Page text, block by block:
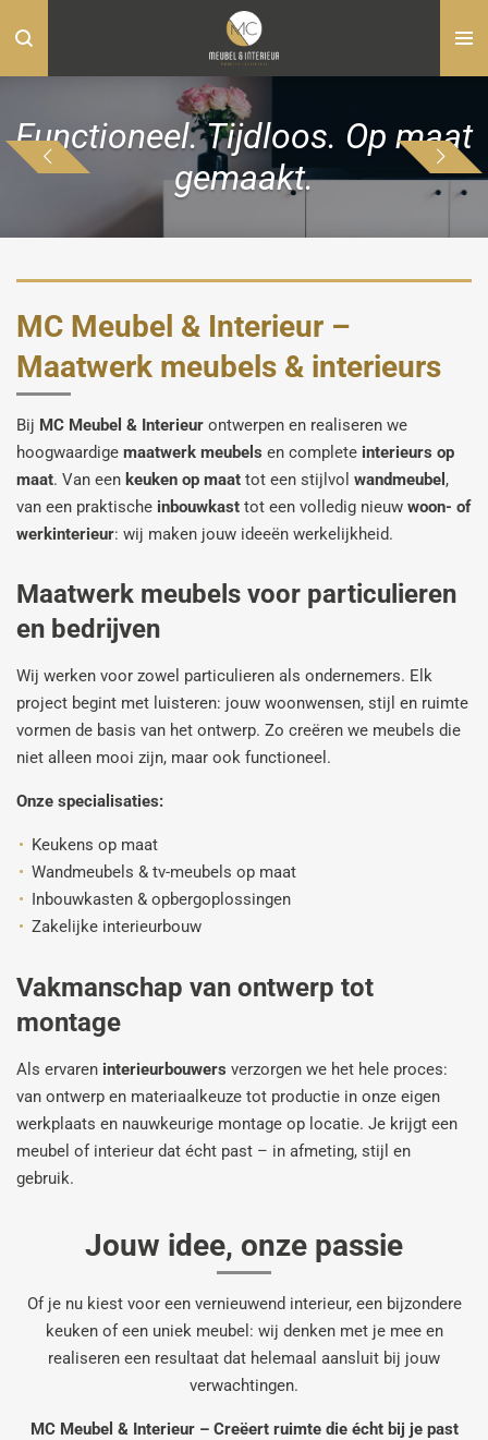
direct
naar
hoofdinhoud
Functioneel. Tijdloos. Op maat
gemaakt.
MC Meubel & Interieur –
Maatwerk meubels & interieurs
Bij MC Meubel & Interieur ontwerpen en realiseren we
hoogwaardige maatwerk meubels en complete interieurs op
maat. Van een keuken op maat tot een stijlvol wandmeubel ,
van een praktische inbouwkast tot een volledig nieuw woon- of
werkinterieur: wij maken jouw ideeën werkelijkheid.
Maatwerk meubels voor particulieren
en bedrijven
Wij werken voor zowel particulieren als ondernemers. Elk
project begint met luisteren: jouw woonwensen, stijl en ruimte
vormen de basis van het ontwerp. Zo creëren we meubels die
niet alleen mooi zijn, maar ook functioneel.
Onze specialisaties:
Keukens op maat
Wandmeubels & tv-meubels op maat
Inbouwkasten & opbergoplossingen
Zakelijke interieurbouw
Vakmanschap van ontwerp tot
montage
Als ervaren interieurbouwers verzorgen we het hele proces:
van ontwerp en materiaalkeuze tot productie in onze eigen
werkplaats en nauwkeurige montage op locatie. Je krijgt een
meubel of interieur dat écht past – in afmeting, stijl en
gebruik.
Jouw idee, onze passie
Of je nu kiest voor een vernieuwend interieur, een bijzondere
keuken of een uniek meubel: wij denken met je mee en
realiseren een resultaat dat helemaal aansluit bij jouw
verwachtingen.
MC Meubel & Interieur – Creëert ruimte die écht bij je past